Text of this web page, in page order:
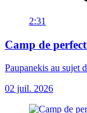
2:31
Camp de
Paupanekis au sujet
02 juil. 2026